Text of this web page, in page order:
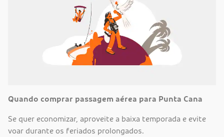
Quando comprar passagem aérea para Punta Cana
Se quer economizar, aproveite a baixa temporada e evite
voar durante os feriados prolongados.